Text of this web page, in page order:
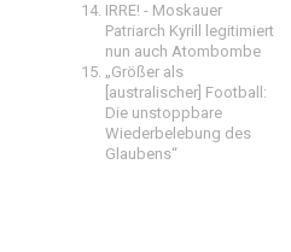
IRRE! - Moskauer
Patriarch Kyrill legitimiert
nun auch Atombombe
„Größer als
[australischer] Football:
Die unstoppbare
Wiederbelebung des
Glaubens“